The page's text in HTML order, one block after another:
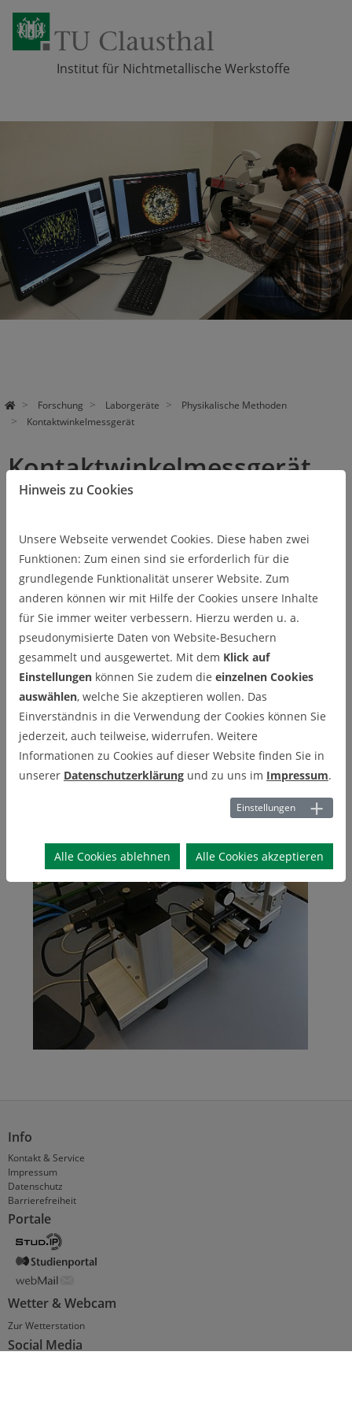
Institut für Nichtmetallische Werkstoffe
Forschung Laborgeräte
Physikalische Methoden
Kontaktwinkelmessgerät
Kontaktwinkelmessgerät
Kontaktwinkelbestimmung auf Oberflächen,
Oberflächenspannung
Firma:
dataphysics
Verantwortlich:
Thomas Peter
Info
Kontakt & Service
Impressum
Datenschutz
Barrierefreiheit
Portale
Wetter & Webcam
Zur Wetterstation
Social Media
Hinweis zu Cookies
Unsere Webseite verwendet Cookies. Diese haben zwei
Funktionen: Zum einen sind sie erforderlich für die
grundlegende Funktionalität unserer Website. Zum
anderen können wir mit Hilfe der Cookies unsere Inhalte
für Sie immer weiter verbessern. Hierzu werden u. a.
pseudonymisierte Daten von Website-Besuchern
gesammelt und ausgewertet. Mit dem Klick auf
Einstellungen können Sie zudem die einzelnen Cookies
auswählen, welche Sie akzeptieren wollen. Das
Einverständnis in die Verwendung der Cookies können Sie
jederzeit, auch teilweise, widerrufen. Weitere
Informationen zu Cookies auf dieser Website finden Sie in
unserer Datenschutzerklärung und zu uns im Impressum.
Einstellungen
Alle Cookies ablehnen Alle Cookies akzeptieren